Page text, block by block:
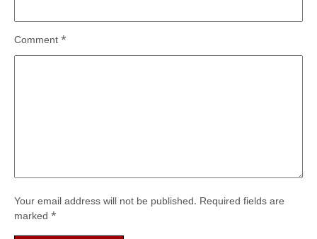
Your email address will not be published. Required fields are
marked *
Comment *